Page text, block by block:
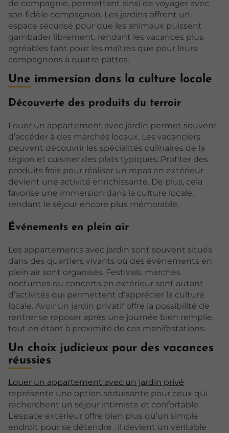
de compagnie, permettant ainsi de voyager avec
son fidèle compagnon. Les jardins offrent un
espace sécurisé pour que les animaux puissent
gambader librement, rendant les vacances plus
agréables tant pour les maîtres que pour leurs
compagnons à quatre pattes.
Une immersion dans la culture locale
Découverte des produits du terroir
Louer un appartement avec jardin permet souvent
d’accéder à des marchés locaux. Les vacanciers
peuvent découvrir les spécialités culinaires de la
région et cuisiner des plats typiques. Profiter des
produits frais pour réaliser un repas en extérieur
devient une activité enrichissante. De plus, cela
favorise une immersion dans la culture locale,
rendant le séjour encore plus mémorable.
Événements en plein air
Les appartements avec jardin sont souvent situés
dans des quartiers vivants où des événements en
plein air sont organisés. Festivals, marchés
nocturnes ou concerts en extérieur sont autant
d’activités qui permettent d’apprécier la culture
locale. Avoir un jardin privatif offre la possibilité de
rentrer se reposer après une journée bien remplie,
tout en étant à proximité de ces manifestations.
Un choix judicieux pour des vacances
réussies
Louer un appartement avec un jardin privé
représente une option séduisante pour ceux qui
recherchent un séjour intimiste et confortable.
L’espace extérieur offre bien plus qu’un simple
endroit pour se détendre : il devient un véritable